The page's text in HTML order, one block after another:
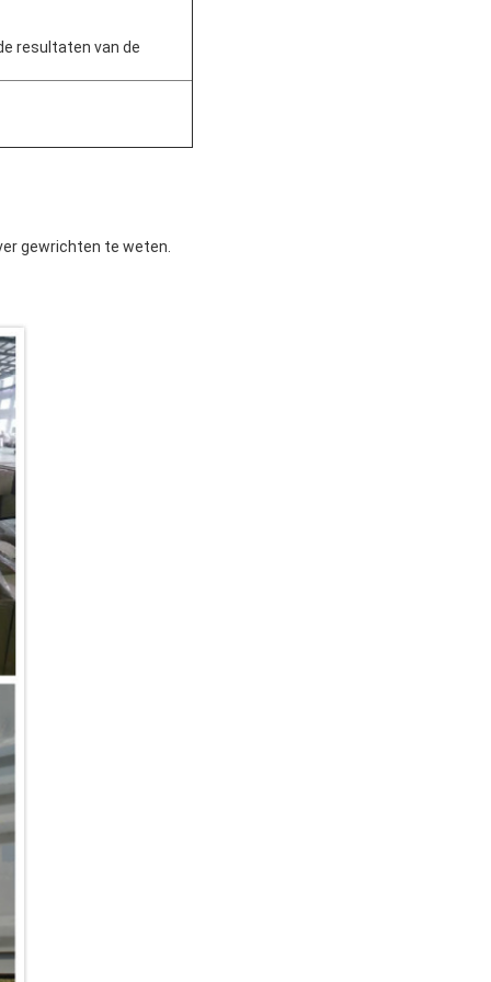
resultaten van de
gewrichten te weten.